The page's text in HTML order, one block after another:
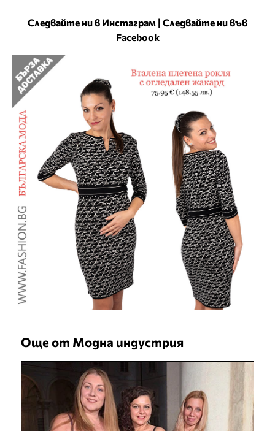
Следвайте ни в Инстаграм | Следвайте ни във
Facebook
Още от Модна индустрия